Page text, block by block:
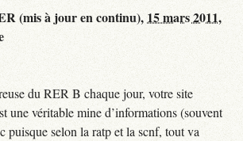
(mis à jour en continu), 15 mars 2011,
du RER B chaque jour, votre site
une véritable mine d’informations (souvent
puisque selon la ratp et la scnf, tout va